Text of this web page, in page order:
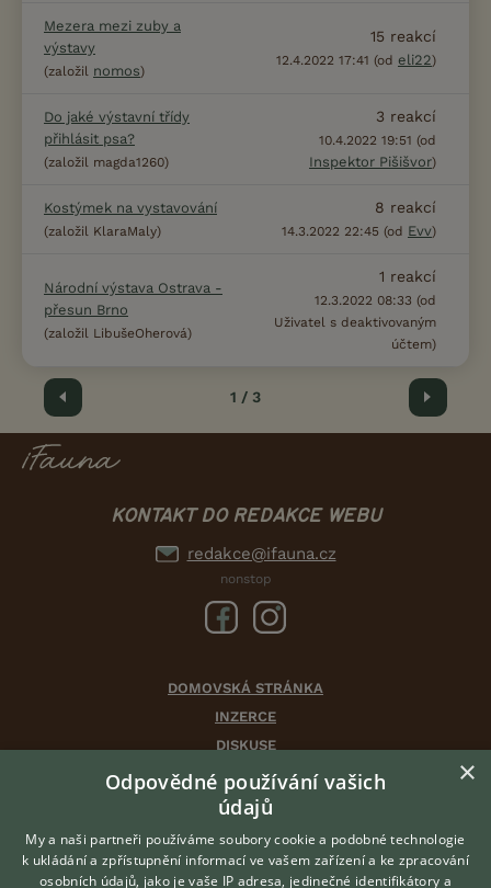
Mezera mezi zuby a
výstavy
(založil nomos)
15 reakcí
12.4.2022 17:41 (od eli22)
Do jaké výstavní třídy
přihlásit psa?
(založil magda1260)
3 reakcí
10.4.2022 19:51 (od
Inspektor Pišišvor)
Kostýmek na vystavování
(založil KlaraMaly)
8 reakcí
14.3.2022 22:45 (od Evv)
Národní výstava Ostrava -
přesun Brno
(založil LibušeOherová)
1 reakcí
12.3.2022 08:33 (od
Uživatel s deaktivovaným
účtem)
Předchozí 1 / 3 Další
KONTAKT DO REDAKCE WEBU
redakce@ifauna.cz
nonstop
DOMOVSKÁ STRÁNKA
INZERCE
DISKUSE
ČLÁNKY
CHOVATELSKÉ STANICE
ATLAS
VÝBĚR VHODNÉHO PLEMENE
×
Odpovědné používání vašich
údajů
My a naši partneři používáme soubory cookie a podobné technologie
k ukládání a zpřístupnění informací ve vašem zařízení a ke zpracování
osobních údajů, jako je vaše IP adresa, jedinečné identifikátory a